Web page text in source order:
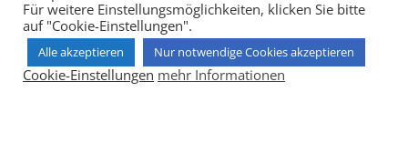
Für weitere Einstellungsmöglichkeiten, klicken Sie bitte
auf "Cookie-Einstellungen".
Alle akzeptieren Nur notwendige Cookies akzeptieren
Cookie-Einstellungen mehr Informationen